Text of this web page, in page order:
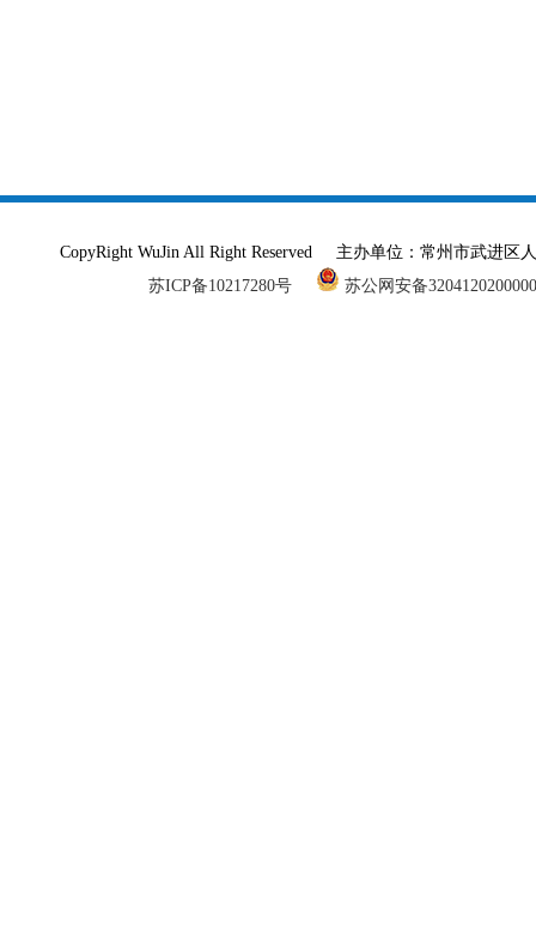
CopyRight WuJin All Right Reserved 主办单位：常州市武进
苏ICP备10217280号
苏公网安备